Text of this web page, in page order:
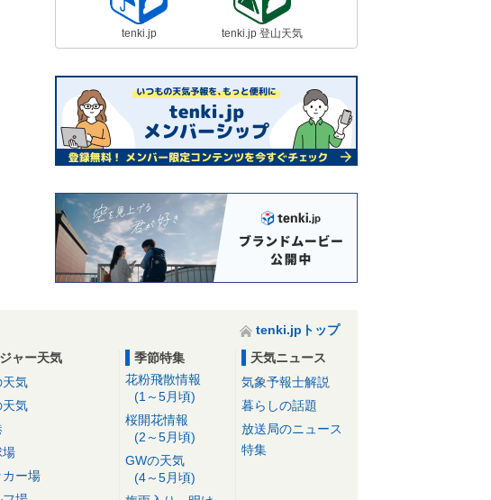
tenki.jp tenki.jp 登山天気
tenki.jpトップ
ャー天気
天気
天気
場
カー場
季節特集
花粉飛散情報
(1～5月頃)
桜開花情報
(2～5月頃)
GWの天気
(4～5月頃)
天気ニュース
気象予報士解説
暮らしの話題
放送局のニュース
特集